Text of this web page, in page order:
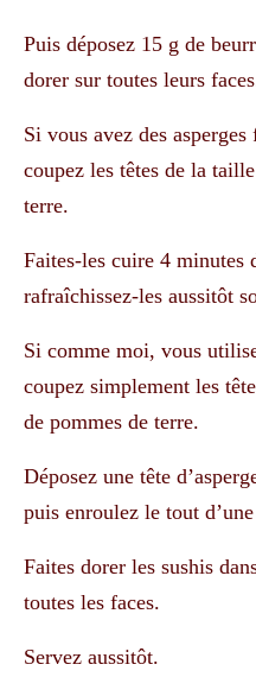
Puis déposez 15 g de
dorer sur toutes leurs
Si vous avez des
coupez les têtes de la
terre.
Faites-les cuire 4 minutes
rafraîchissez-les aussitôt
Si comme moi, vous
coupez simplement les
de pommes de terre.
Déposez une tête
puis enroulez le tout
Faites dorer les sushis
toutes les faces.
Servez aussitôt.